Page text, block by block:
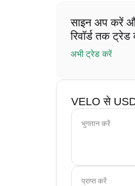
साइन अप करें
रिवॉर्ड तक
अभी ट्रेड करें
VELO से
भुगतान करें
प्राप्त करें